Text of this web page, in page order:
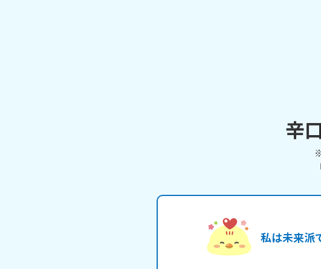
辛
私は未来派